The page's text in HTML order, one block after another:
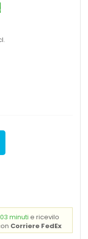
minuti e ricevilo
Corriere FedEx